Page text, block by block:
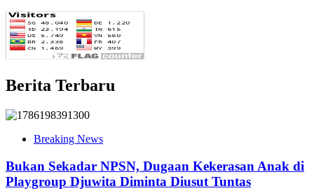
Berita Terbaru
Breaking News
Bukan Sekadar NPSN, Dugaan Kekerasan Anak di
Playgroup Djuwita Diminta Diusut Tuntas